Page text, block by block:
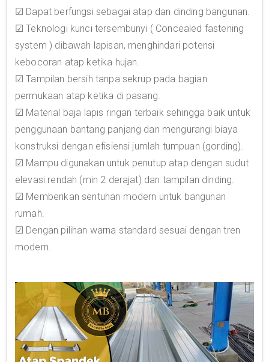
☑ Dapat berfungsi sebagai atap dan dinding bangunan.
☑ Teknologi kunci tersembunyi ( Concealed fastening
system ) dibawah lapisan, menghindari potensi
kebocoran atap ketika hujan.
☑ Tampilan bersih tanpa sekrup pada bagian
permukaan atap ketika di pasang.
☑ Material baja lapis ringan terbaik sehingga baik untuk
penggunaan bantang panjang dan mengurangi biaya
konstruksi dengan efisiensi jumlah tumpuan (gording).
☑ Mampu digunakan untuk penutup atap dengan sudut
elevasi rendah (min 2 derajat) dan tampilan dinding.
☑ Memberikan sentuhan modern untuk bangunan
rumah.
☑ Dengan pilihan warna standard sesuai dengan tren
modern.